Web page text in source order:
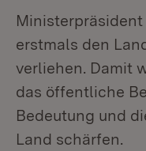
erstmals den
verliehen. Damit
das öffentliche
Bedeutung und
Land schärfen.